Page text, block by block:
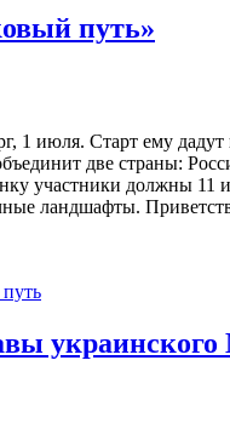
путь»
1 июля. Старт ему
две страны:
участники должны
ландшафты.